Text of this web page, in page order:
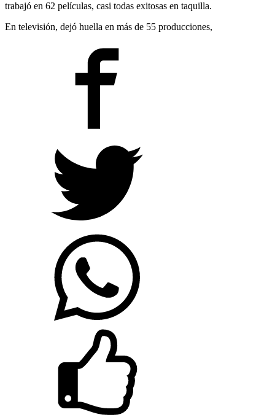
trabajó en 62 películas, casi todas exitosas en taquilla.
En televisión, dejó huella en más de 55 producciones,